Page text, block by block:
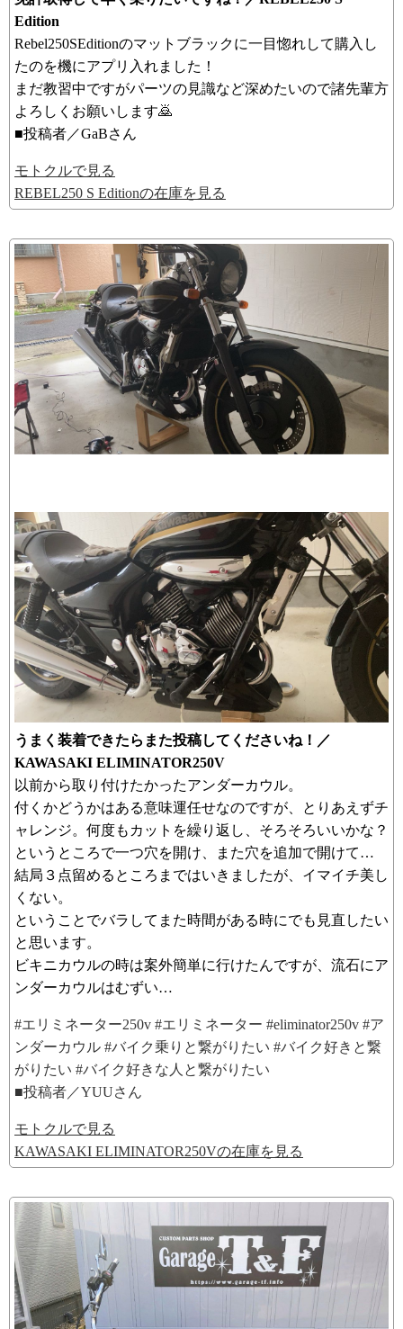
Edition
Rebel250SEditionのマットブラックに一目惚れして購入し
たのを機にアプリ入れました！
まだ教習中ですがパーツの見識など深めたいので諸先輩方
よろしくお願いします🙇
■投稿者／GaBさん
モトクルで見る
REBEL250 S Editionの在庫を見る
うまく装着できたらまた投稿してくださいね！／
KAWASAKI ELIMINATOR250V
以前から取り付けたかったアンダーカウル。
付くかどうかはある意味運任せなのですが、とりあえずチ
ャレンジ。何度もカットを繰り返し、そろそろいいかな？
というところで一つ穴を開け、また穴を追加で開けて…
結局３点留めるところまではいきましたが、イマイチ美し
くない。
ということでバラしてまた時間がある時にでも見直したい
と思います。
ビキニカウルの時は案外簡単に行けたんですが、流石にア
ンダーカウルはむずい…
#エリミネーター250v #エリミネーター #eliminator250v #ア
ンダーカウル #バイク乗りと繋がりたい #バイク好きと繋
がりたい #バイク好きな人と繋がりたい
■投稿者／YUUさん
モトクルで見る
KAWASAKI ELIMINATOR250Vの在庫を見る